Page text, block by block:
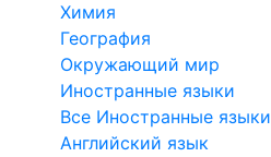
Химия
География
Окружающий мир
Иностранные языки
Все Иностранные языки
Английский язык